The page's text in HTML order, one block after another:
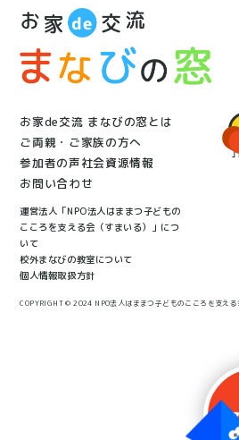
お家de交流 まなびの窓とは
ご両親・ご家族の方へ
参加者の声社会資源情報
お問い合わせ
運営法人「NPO法人はままつ子どもの
こころを支える会（すまいる）」につ
いて
校外まなびの教室について
個人情報取扱方針
COPYRIGHT © 2024 NPO法人はままつ子どものこころを支え